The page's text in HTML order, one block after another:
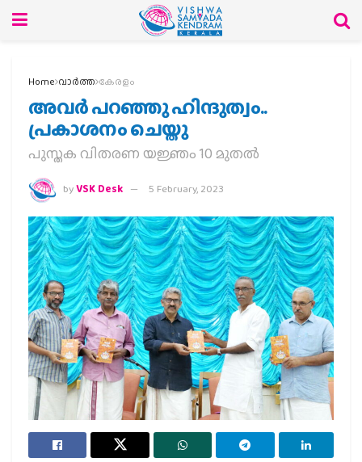
Home വാര്‍ത്ത കേരളം
അവർ പറഞ്ഞു ഹിന്ദുത്വം..
പ്രകാശനം ചെയ്തു
പുസ്തക വിതരണ യജ്ഞം 10 മുതൽ
byVSK Desk 5 February, 2023